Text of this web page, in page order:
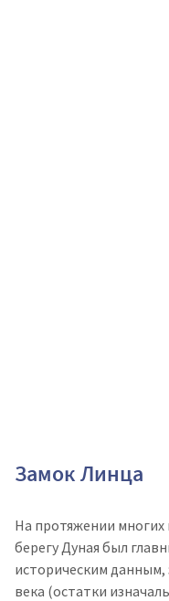
Замок Линца
На протяжении многих
берегу Дуная был
историческим данным,
века (остатки